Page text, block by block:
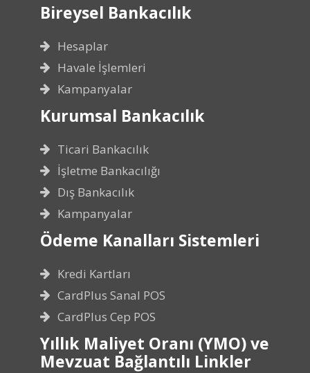
Bireysel Bankacılık
Hesaplar
Havale İşlemleri
Kampanyalar
Kurumsal Bankacılık
Ticari Bankacılık
İşletme Bankacılığı
Dış Bankacılık
Kampanyalar
Ödeme Kanalları Sistemleri
Kredi Kartları
CardPlus Sanal POS
CardPlus Cep POS
Yıllık Maliyet Oranı (YMO) ve
Mevzuat Bağlantılı Linkler